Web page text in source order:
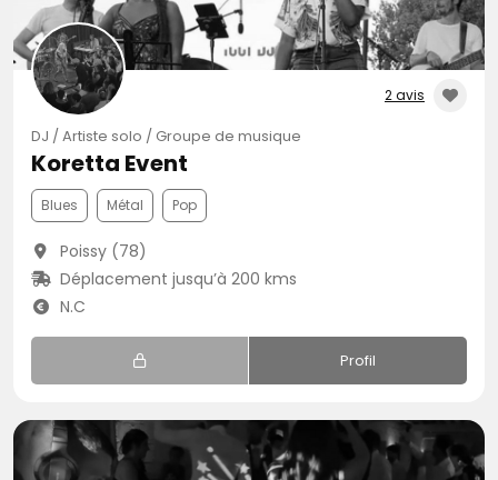
2 avis
DJ / Artiste solo / Groupe de musique
Koretta Event
Blues Métal Pop
Poissy (78)
Déplacement jusqu’à 200 kms
N.C
Profil